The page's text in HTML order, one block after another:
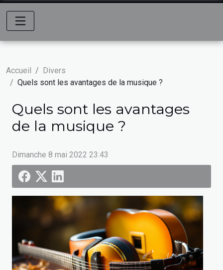
Accueil
Divers
Quels sont les avantages de la musique ?
Quels sont les avantages
de la musique ?
Dimanche 8 mai 2022 23:43